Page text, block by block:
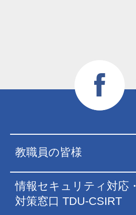
教職員の皆様
情報セキュリティ対応・
対策窓口 TDU-CSIRT